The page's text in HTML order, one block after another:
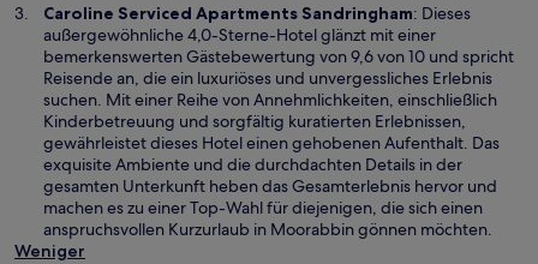
ö
f
f
n
e
t
n
e
u
e
n
F
e
n
s
t
e
Caroline Serviced Apartments SandringhamW
i
r
d
i
n
e
i
n
e
m
: Dieses
außergewöhnliche 4,0-Sterne-Hotel glänzt mit einer
bemerkenswerten Gästebewertung von 9,6 von 10 und spricht
Reisende an, die ein luxuriöses und unvergessliches Erlebnis
suchen. Mit einer Reihe von Annehmlichkeiten, einschließlich
Kinderbetreuung und sorgfältig kuratierten Erlebnissen,
gewährleistet dieses Hotel einen gehobenen Aufenthalt. Das
exquisite Ambiente und die durchdachten Details in der
gesamten Unterkunft heben das Gesamterlebnis hervor und
machen es zu einer Top-Wahl für diejenigen, die sich einen
anspruchsvollen Kurzurlaub in Moorabbin gönnen möchten.
Weniger